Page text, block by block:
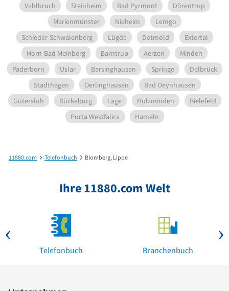
Vahlbruch Steinheim Bad Pyrmont
Dörentrup
Marienmünster
Nieheim
Lemgo
Schieder-Schwalenberg
Lügde Detmold
Extertal
Horn-Bad Meinberg
Barntrup Aerzen
Minden
Paderborn
Uslar Barsinghausen Springe
Delbrück
Stadthagen
Oerlinghausen
Bad Oeynhausen
Gütersloh
Bückeburg Lage Holzminden
Bielefeld
Porta Westfalica
Hameln
11880.com Telefonbuch Blomberg, Lippe
Ihre 11880.com Welt
Telefonbuch Branchenbuch